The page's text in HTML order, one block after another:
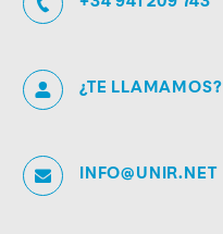
¿TE LLAMAMOS?
INFO@UNIR.NET